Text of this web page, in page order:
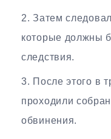
Затем
которые должны
следствия.
После этого в
проходили
обвинения.